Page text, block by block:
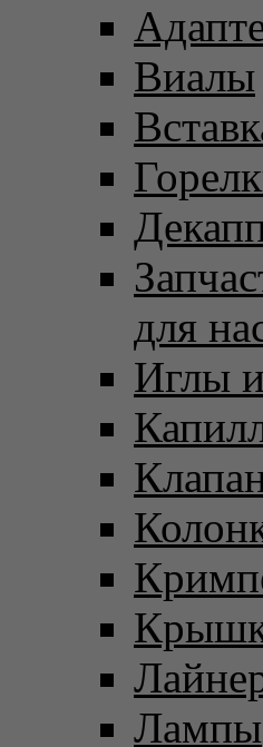
Виалы
для
Иглы
Лампы